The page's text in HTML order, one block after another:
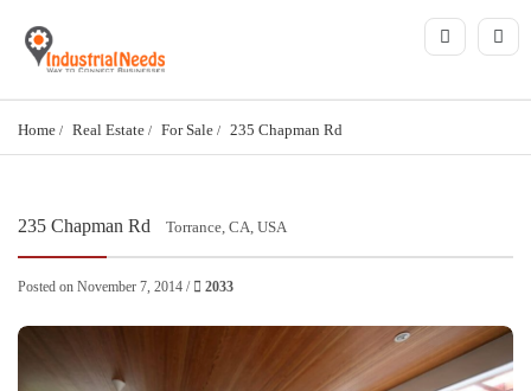
Home Real Estate For Sale 235 Chapman Rd
235 Chapman Rd Torrance, CA, USA
Posted on November 7, 2014 / 2033